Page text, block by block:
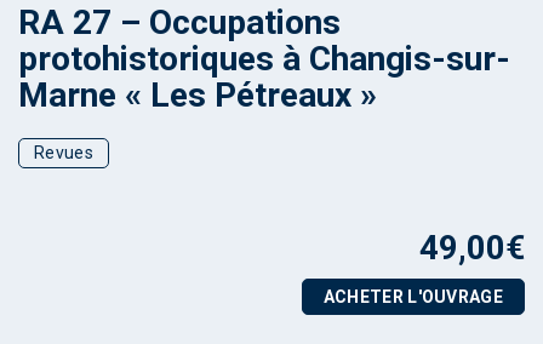
RA 27 – Occupations
protohistoriques à Changis-sur-
Marne « Les Pétreaux »
Revues
49,00€
ACHETER L'OUVRAGE